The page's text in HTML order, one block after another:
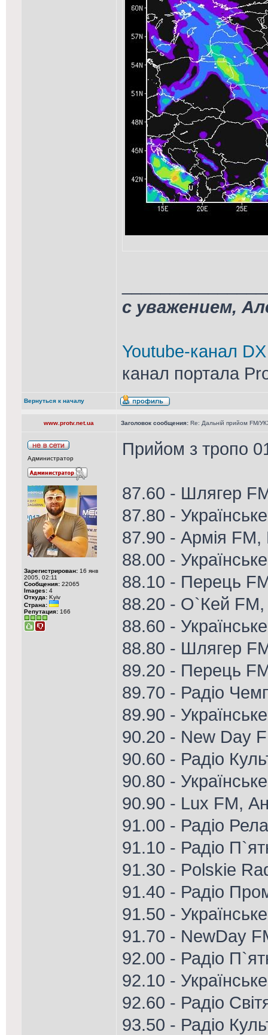
с уважением,
Youtube-канал
канал портала
Вернуться к началу
www.protv.net.ua Заголовок сообщения: Re: Дальній прийом FM/
Администратор
Зарегистрирован: 16 янв
2005, 02:11
Сообщения: 22065
Images: 4
Откуда: Kyiv
Страна:
Репутация: 166
Прийом з тропо
87.60 - Шлягер
87.80 -
87.90 - Армія FM,
88.00 -
88.10 - Перець
88.20 - О`Кей FM,
88.60 -
88.80 - Шлягер
89.20 - Перець
89.70 - Радіо
89.90 -
90.20 - New Day
90.60 - Радіо
90.80 -
90.90 - Lux FM,
91.00 - Радіо
91.10 - Радіо
91.30 - Polskie
91.40 - Радіо
91.50 -
91.70 - NewDay
92.00 - Радіо
92.10 -
92.60 - Радіо
93.50 - Радіо